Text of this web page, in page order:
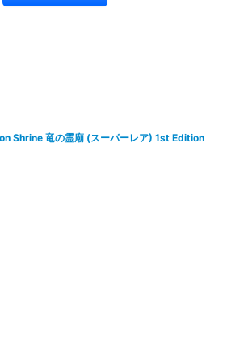
Shrine 竜の霊廟 (スーパーレア) 1st Edition